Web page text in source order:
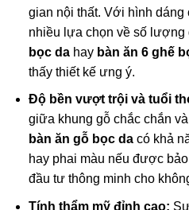
gian nội thất. Với hình dáng
nhiều lựa chọn về số lượng
bọc dahay bàn ăn 6 ghế
thấy thiết kế ưng ý.
Độ bền vượt trội và tuổi
giữa khung gỗ chắc chắn
bàn ăn gỗ bọc dacó khả
hay phai màu nếu được
đầu tư thông minh cho
Tính thẩm mỹ đỉnh cao: